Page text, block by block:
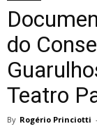
do
Teatro
By Rogério Princiotti -